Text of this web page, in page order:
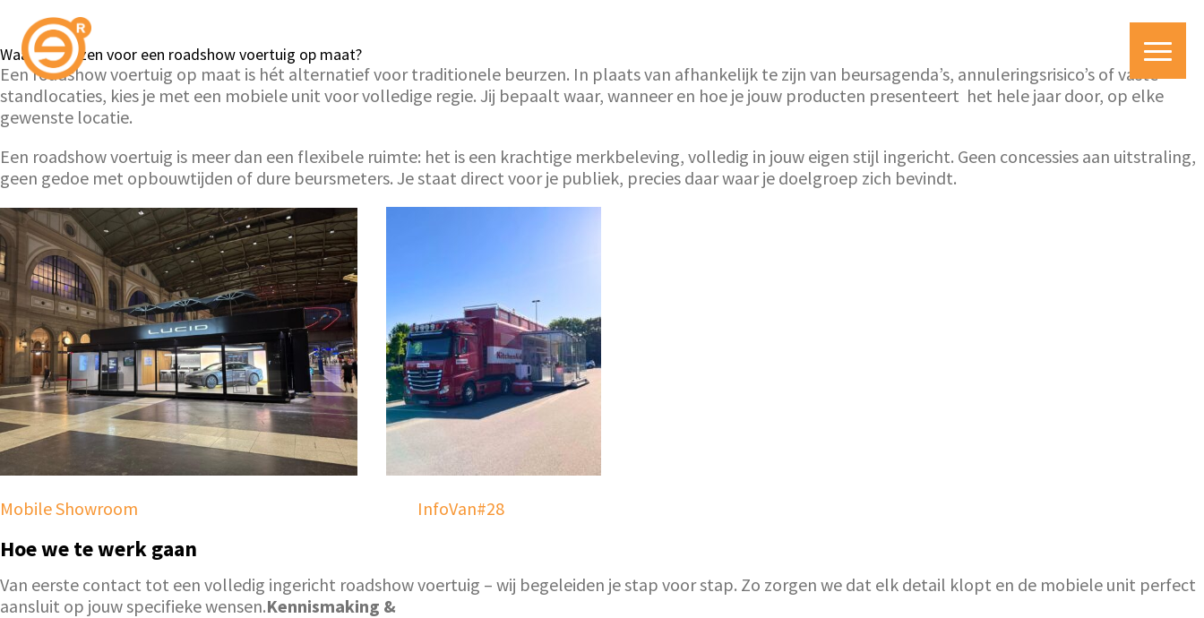
Waarom kiezen voor een roadshow voertuig op maat?
Een roadshow voertuig op maat is hét alternatief voor traditionele beurzen. In plaats van afhankelijk te zijn van beursagenda’s, annuleringsrisico’s of vaste
standlocaties, kies je met een mobiele unit voor volledige regie. Jij bepaalt waar, wanneer en hoe je jouw producten presenteert het hele jaar door, op elke
gewenste locatie.
Een roadshow voertuig is meer dan een flexibele ruimte: het is een krachtige merkbeleving, volledig in jouw eigen stijl ingericht. Geen concessies aan uitstraling,
geen gedoe met opbouwtijden of dure beursmeters. Je staat direct voor je publiek, precies daar waar je doelgroep zich bevindt.
Mobile Showroom InfoVan#28
Hoe we te werk gaan
Van eerste contact tot een volledig ingericht roadshow voertuig – wij begeleiden je stap voor stap. Zo zorgen we dat elk detail klopt en de mobiele unit perfect
aansluit op jouw specifieke wensen.Kennismaking &